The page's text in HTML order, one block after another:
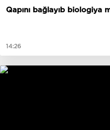
Qapını bağlayıb biologiya
14:26